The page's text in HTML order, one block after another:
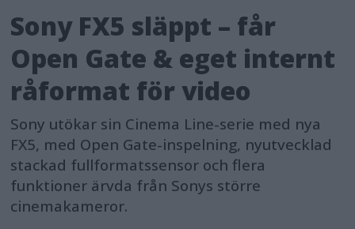
Sony FX5 släppt – får
Open Gate & eget internt
råformat för video
Sony utökar sin Cinema Line-serie med nya
FX5, med Open Gate-inspelning, nyutvecklad
stackad fullformatssensor och flera
funktioner ärvda från Sonys större
cinemakameror.